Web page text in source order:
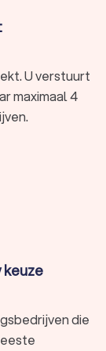
U verstuurt
maximaal 4
keuze
die